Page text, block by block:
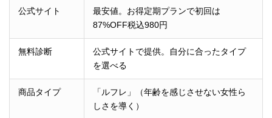
公式サイト
最安値。お得定期プランで初回は
87%OFF税込980円
無料診断
公式サイトで提供。自分に合ったタイプ
を選べる
商品タイプ
「ルフレ」（年齢を感じさせない女性ら
しさを導く）